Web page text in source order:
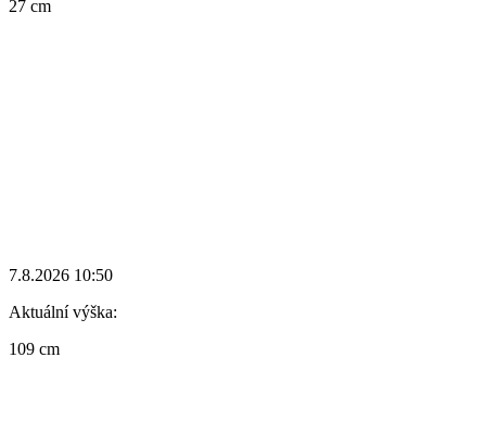
27 cm
7.8.2026 10:50
Aktuální výška:
109 cm